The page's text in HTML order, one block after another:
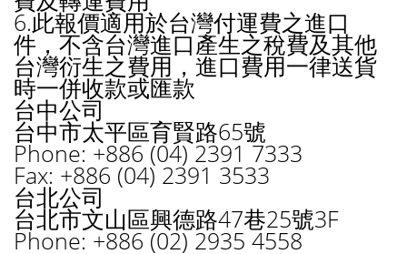
6.此報價適用於台灣付運費之進口
件，不含台灣進口產生之稅費及其他
台灣衍生之費用，進口費用一律送貨
時一併收款或匯款
台中公司
台中市太平區育賢路65號
Phone: +886 (04) 2391 7333
Fax: +886 (04) 2391 3533
台北公司
台北市文山區興德路47巷25號3F
Phone: +886 (02) 2935 4558